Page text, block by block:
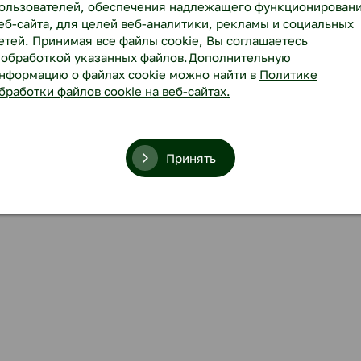
обеспечения надлежащего
сайта, для целей веб-аналитики, рекламы и социальных
Принимая все файлы cookie, Вы соглашаетесь
указанных файлов.Дополнительную
о файлах cookie можно найти в Политике
файлов cookie на веб-сайтах.
Принять